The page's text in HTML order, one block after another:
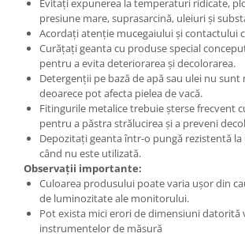
Evitați expunerea la temperaturi ridicate,
presiune mare, suprasarcină, uleiuri și
Acordați atenție mucegaiului și contactului
Curățați geanta cu produse special
pentru a evita deteriorarea și decolorarea.
Detergenții pe bază de apă sau ulei nu
deoarece pot afecta pielea de vacă.
Fitingurile metalice trebuie șterse frecvent
pentru a păstra strălucirea și a preveni
Depozitați geanta într-o pungă rezistentă
când nu este utilizată.
Observații importante:
Culoarea produsului poate varia ușor din
de luminozitate ale monitorului.
Pot exista mici erori de dimensiuni datorită
instrumentelor de măsură